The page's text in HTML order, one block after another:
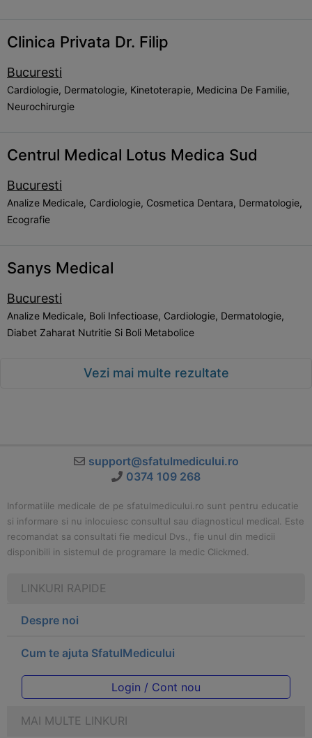
Clinica Privata Dr. Filip
Bucuresti
Cardiologie, Dermatologie, Kinetoterapie, Medicina De Familie,
Neurochirurgie
Centrul Medical Lotus Medica Sud
Bucuresti
Analize Medicale, Cardiologie, Cosmetica Dentara, Dermatologie,
Ecografie
Sanys Medical
Bucuresti
Analize Medicale, Boli Infectioase, Cardiologie, Dermatologie,
Diabet Zaharat Nutritie Si Boli Metabolice
Vezi mai multe rezultate
support@sfatulmedicului.ro
0374 109 268
Informatiile medicale de pe sfatulmedicului.ro sunt pentru educatie
si informare si nu inlocuiesc consultul sau diagnosticul medical. Este
recomandat sa consultati fie medicul Dvs., fie unul din medicii
disponibili in sistemul de programare la medic Clickmed.
LINKURI RAPIDE
Despre noi
Cum te ajuta SfatulMedicului
Login / Cont nou
MAI MULTE LINKURI